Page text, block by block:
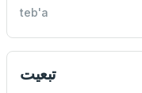
teb'a
تبعيت